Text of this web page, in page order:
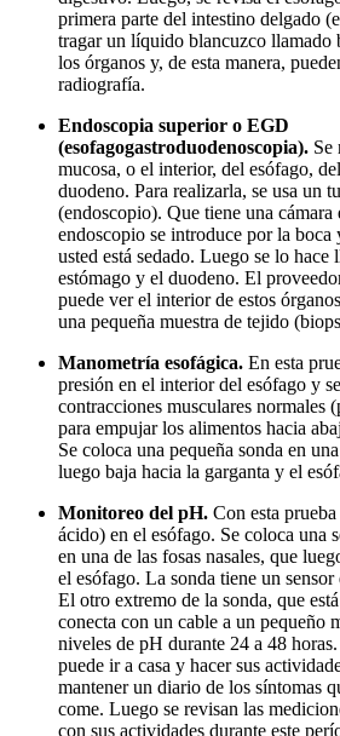
primera parte del intestino delgado
tragar un líquido blancuzco llamado
los órganos y, de esta manera,
radiografía.
Endoscopia superior o EGD
(esofagogastroduodenoscopia). Se
mucosa, o el interior, del esófago,
duodeno. Para realizarla, se usa un
(endoscopio). Que tiene una cámara
endoscopio se introduce por la boca
usted está sedado. Luego se lo hace
estómago y el duodeno. El
puede ver el interior de estos
una pequeña muestra de tejido
Manometría esofágica. En esta
presión en el interior del esófago y
contracciones musculares normales
para empujar los alimentos hacia
Se coloca una pequeña sonda en
luego baja hacia la garganta y el
Monitoreo del pH. Con esta
ácido) en el esófago. Se coloca una
en una de las fosas nasales, que
el esófago. La sonda tiene un
El otro extremo de la sonda, que
conecta con un cable a un pequeño
niveles de pH durante 24 a 48
puede ir a casa y hacer sus
mantener un diario de los síntomas
come. Luego se revisan las
con sus actividades durante este